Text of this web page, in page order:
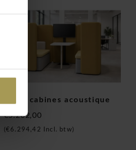
Kaiva cabines acoustique
€5.202,00
€6.294,42 Incl. btw)